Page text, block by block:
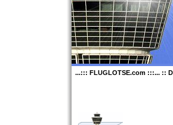
...::: FLUGLOTSE.com :::... ::